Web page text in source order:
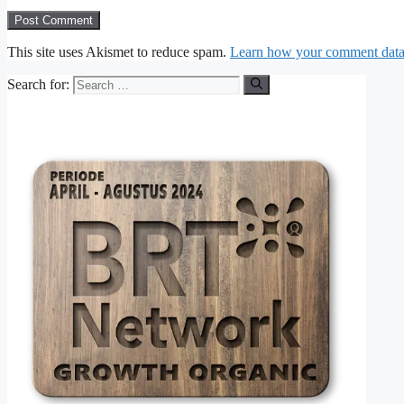
This site uses Akismet to reduce spam. Learn how your comment
Search for: